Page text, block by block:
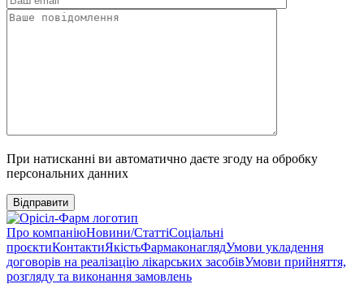
При натисканні ви автоматично даєте згоду на обробку
персональних данних
Відправити
Про компаніюНовини/СтаттіСоціальні
проєктиКонтактиЯкістьФармаконаглядУмови укладення
договорів на реалізацію лікарських засобівУмови прийняття,
розгляду та виконання замовлень